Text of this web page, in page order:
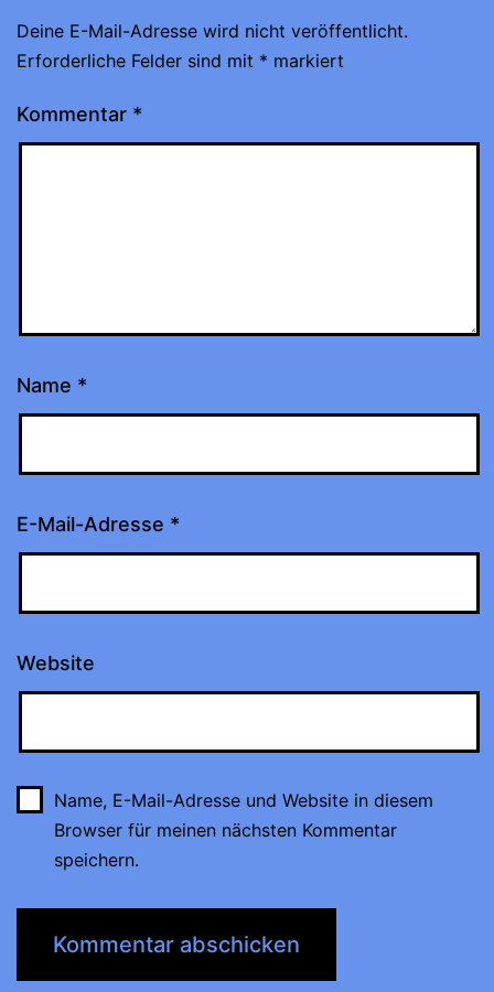
Deine E-Mail-Adresse wird nicht veröffentlicht.
Erforderliche Felder sind mit * markiert
Kommentar *
Name *
E-Mail-Adresse *
Website
Name, E-Mail-Adresse und Website in diesem
Browser für meinen nächsten Kommentar
speichern.